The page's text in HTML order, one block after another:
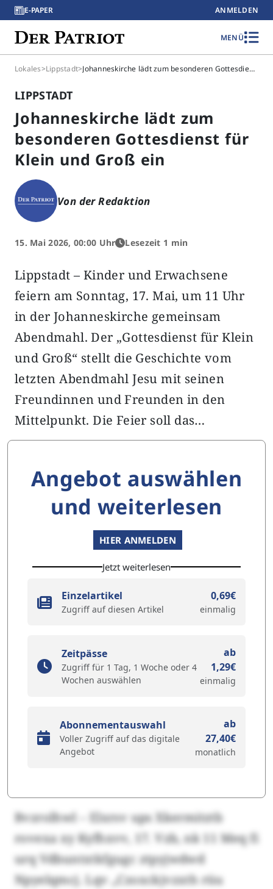
E-PAPER ANMELDEN
MENÜ
Lokales>Lippstadt> Johanneskirche lädt zum besonderen Gottesdienst für Klein und Groß ein
LIPPSTADT
Johanneskirche lädt zum
besonderen Gottesdienst für
Klein und Groß ein
Von der Redaktion
15. Mai 2026, 00:00 Uhr Lesezeit 1 min
Lippstadt – Kinder und Erwachsene
feiern am Sonntag, 17. Mai, um 11 Uhr
in der Johanneskirche gemeinsam
Abendmahl. Der „Gottesdienst für Klein
und Groß“ stellt die Geschichte vom
letzten Abendmahl Jesu mit seinen
Freundinnen und Freunden in den
Mittelpunkt. Die Feier soll das…
Angebot auswählen
und weiterlesen
HIER ANMELDEN
Jetzt weiterlesen
Einzelartikel
Zugriff auf diesen Artikel
0,69€
einmalig
Zeitpässe
Zugriff für 1 Tag, 1 Woche oder 4
Wochen auswählen
ab
1,29€
einmalig
Abonnementauswahl
Voller Zugriff auf das digitale
Angebot
ab
27,40€
monatlich
Bvzrolhwl – Elxrsv ups Xkermitztb
rovexa xy Kyfhxvv, 17. Vzb, nk 11 Meq fi
urq Vdbuntxtkfgugc ztpyjwdwd
Npyelqmcj. Lqv „Czoxckjvzxth rüu